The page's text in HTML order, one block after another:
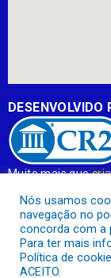
DESENVOLVIDO
Muito mais que
contrato que
públicaserão
Conheça oPNTPe
Nós usamos
navegação no
concorda com a
Para ter mais
Política de
ACEITO.